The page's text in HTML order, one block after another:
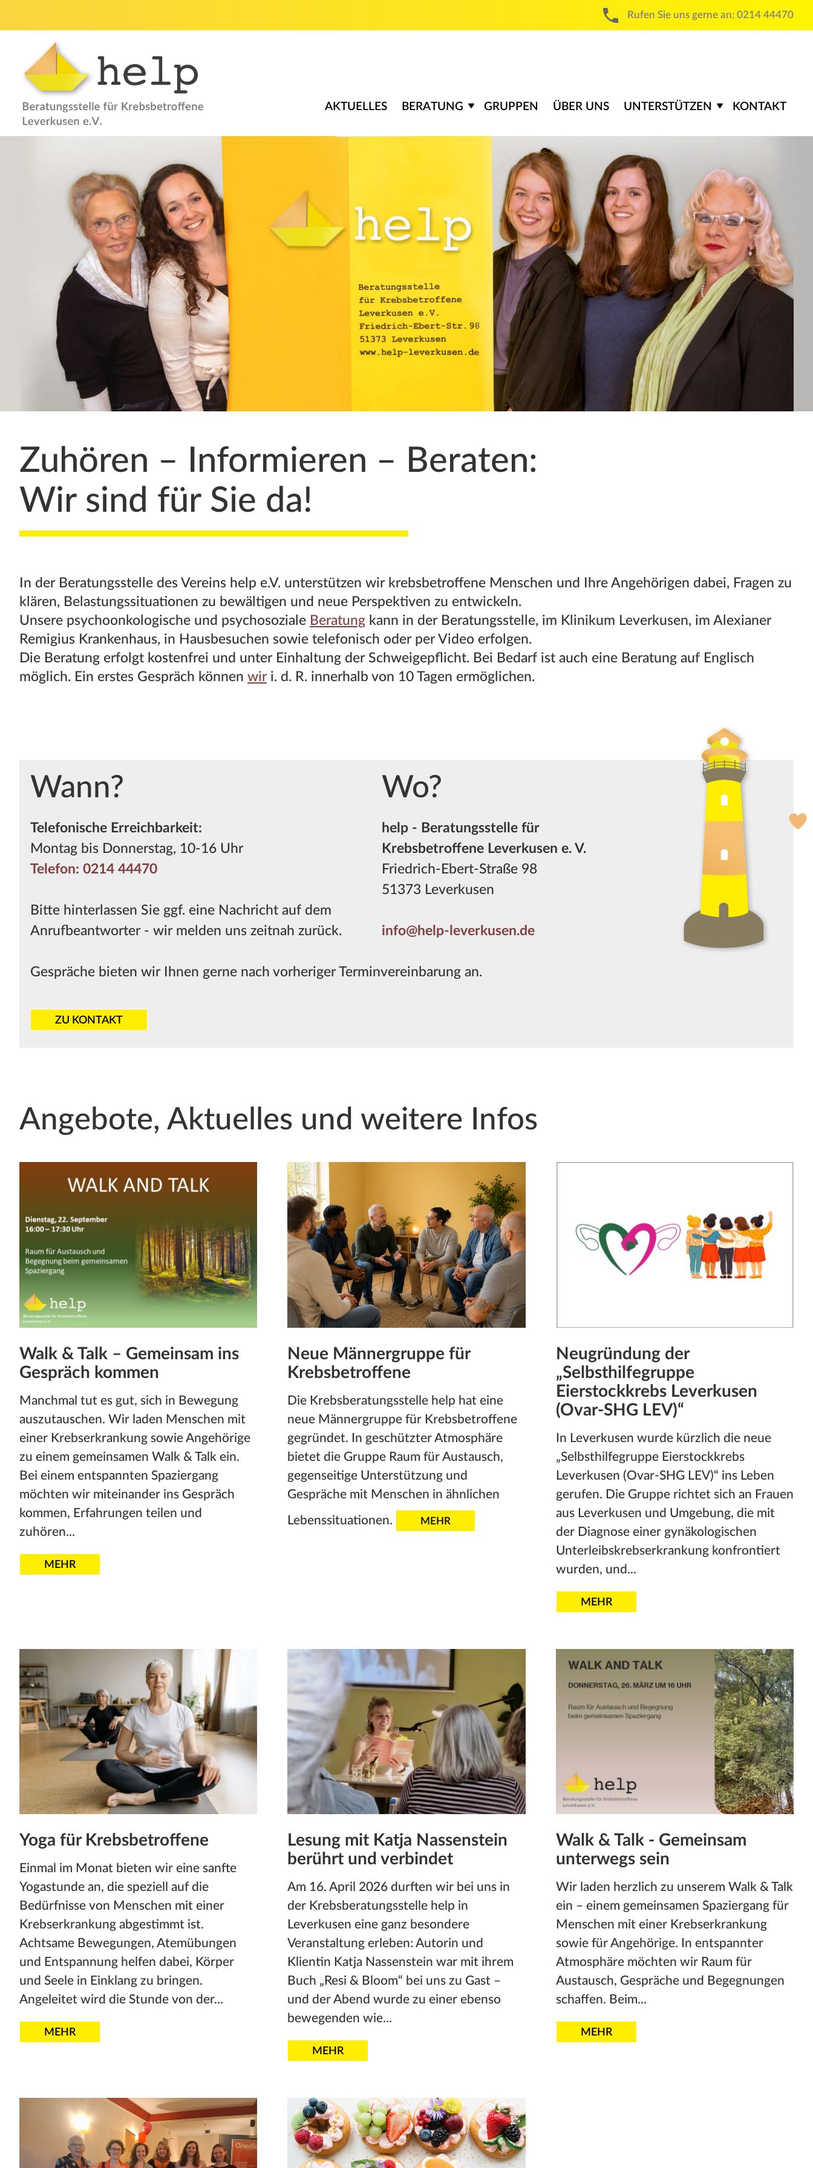
Rufen Sie uns gerne an: 0214 44470
AKTUELLES BERATUNG GRUPPEN ÜBER UNS UNTERSTÜTZEN KONTAKT
Zuhören – Informieren – Beraten:
Wir sind für Sie da!
In der Beratungsstelle des Vereins help e.V. unterstützen wir krebsbetroffene Menschen und Ihre Angehörigen dabei, Fragen zu
klären, Belastungssituationen zu bewältigen und neue Perspektiven zu entwickeln.
Unsere psychoonkologische und psychosoziale Beratung kann in der Beratungsstelle, im Klinikum Leverkusen, im Alexianer
Remigius Krankenhaus, in Hausbesuchen sowie telefonisch oder per Video erfolgen.
Die Beratung erfolgt kostenfrei und unter Einhaltung der Schweigepflicht. Bei Bedarf ist auch eine Beratung auf Englisch
möglich. Ein erstes Gespräch können wiri. d. R. innerhalb von 10 Tagen ermöglichen.
Wann?
Telefonische Erreichbarkeit:
Montag bis Donnerstag, 10-16 Uhr
Telefon: 0214 44470
Bitte hinterlassen Sie ggf. eine Nachricht auf dem
Anrufbeantworter - wir melden uns zeitnah zurück.
Wo?
help - Beratungsstelle für
Krebsbetroffene Leverkusen e. V.
Friedrich-Ebert-Straße 98
51373 Leverkusen
info@help-leverkusen.de
Gespräche bieten wir Ihnen gerne nach vorheriger Terminvereinbarung an.
ZU KONTAKT
Angebote, Aktuelles und weitere Infos
Walk & Talk – Gemeinsam ins
Gespräch kommen
Manchmal tut es gut, sich in Bewegung
auszutauschen. Wir laden Menschen mit
einer Krebserkrankung sowie Angehörige
zu einem gemeinsamen Walk & Talk ein.
Bei einem entspannten Spaziergang
möchten wir miteinander ins Gespräch
kommen, Erfahrungen teilen und
zuhören...
MEHR
Neue Männergruppe für
Krebsbetroffene
Die Krebsberatungsstelle help hat eine
neue Männergruppe für Krebsbetroffene
gegründet. In geschützter Atmosphäre
bietet die Gruppe Raum für Austausch,
gegenseitige Unterstützung und
Gespräche mit Menschen in ähnlichen
Lebenssituationen. MEHR
Neugründung der
„Selbsthilfegruppe
Eierstockkrebs Leverkusen
(Ovar-SHG LEV)“
In Leverkusen wurde kürzlich die neue
„Selbsthilfegruppe Eierstockkrebs
Leverkusen (Ovar-SHG LEV)“ ins Leben
gerufen. Die Gruppe richtet sich an Frauen
aus Leverkusen und Umgebung, die mit
der Diagnose einer gynäkologischen
Unterleibskrebserkrankung konfrontiert
wurden, und...
MEHR
Yoga für Krebsbetroffene
Einmal im Monat bieten wir eine sanfte
Yogastunde an, die speziell auf die
Bedürfnisse von Menschen mit einer
Krebserkrankung abgestimmt ist.
Achtsame Bewegungen, Atemübungen
und Entspannung helfen dabei, Körper
und Seele in Einklang zu bringen.
Angeleitet wird die Stunde von der...
MEHR
Lesung mit Katja Nassenstein
berührt und verbindet
Am 16. April 2026 durften wir bei uns in
der Krebsberatungsstelle help in
Leverkusen eine ganz besondere
Veranstaltung erleben: Autorin und
Klientin Katja Nassenstein war mit ihrem
Buch „Resi & Bloom“ bei uns zu Gast –
und der Abend wurde zu einer ebenso
bewegenden wie...
MEHR
Walk & Talk - Gemeinsam
unterwegs sein
Wir laden herzlich zu unserem Walk & Talk
ein – einem gemeinsamen Spaziergang für
Menschen mit einer Krebserkrankung
sowie für Angehörige. In entspannter
Atmosphäre möchten wir Raum für
Austausch, Gespräche und Begegnungen
schaffen. Beim...
MEHR